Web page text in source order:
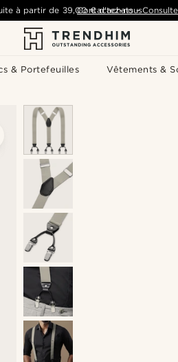
& Portefeuilles Vêtements &
à partir de 39,00 € d'achats-
Contactez-nous